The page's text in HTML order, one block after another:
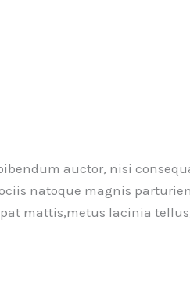
auctor, nisi
natoque magnis
mattis,metus lacinia